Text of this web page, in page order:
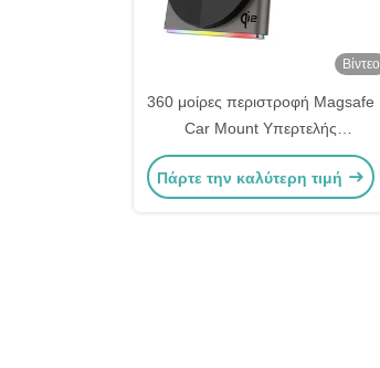
Βίντεο
360 μοίρες περιστροφή Magsafe
Car Mount Υπερτελής
σχεδιασμός Μεταλλικό υλικό 9
χρωμάτων RGB Φως Εφέ
Πάρτε την καλύτερη τιμή